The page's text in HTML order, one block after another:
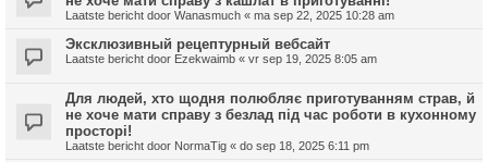
Laatste bericht door Wanasmuch « ma sep 22, 2025 10:28 am
Эксклюзивный рецептурный вебсайт
Laatste bericht door Ezekwaimb « vr sep 19, 2025 8:05 am
Для людей, хто щодня полюбляє приготуванням страв, й
не хоче мати справу з безлад під час роботи в кухонному
просторі!
Laatste bericht door NormaTig « do sep 18, 2025 6:11 pm